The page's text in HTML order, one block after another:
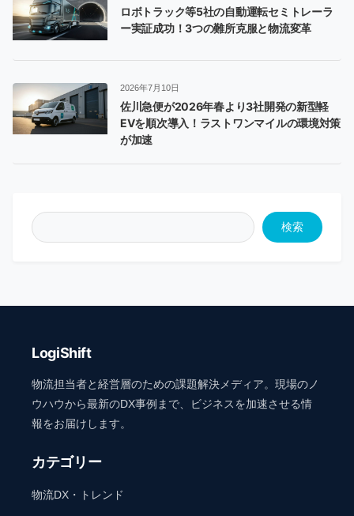
ロボトラック等5社の自動運転セミトレーラ
ー実証成功！3つの難所克服と物流変革
2026年7月10日
佐川急便が2026年春より3社開発の新型軽
EVを順次導入！ラストワンマイルの環境対策
が加速
検索
LogiShift
物流担当者と経営層のための課題解決メディア。現場のノ
ウハウから最新のDX事例まで、ビジネスを加速させる情
報をお届けします。
カテゴリー
物流DX・トレンド